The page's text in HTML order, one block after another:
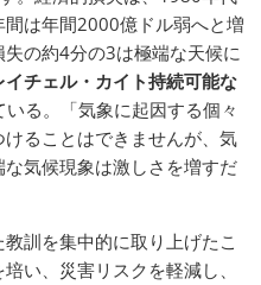
は年間2000億ドル弱へと増
の約4分の3は極端な天候に
イチェル・カイト持続可能な
いる。「気象に起因する個々
ることはできませんが、気
気候現象は激しさを増すだ
訓を集中的に取り上げたこ
い、災害リスクを軽減し、